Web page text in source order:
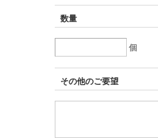
数量
個
その他のご要望